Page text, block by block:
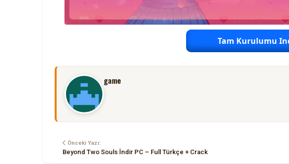
Tam Kurulumu
game
Önceki Yazı:
Beyond Two Souls İndir PC – Full Türkçe + Crack